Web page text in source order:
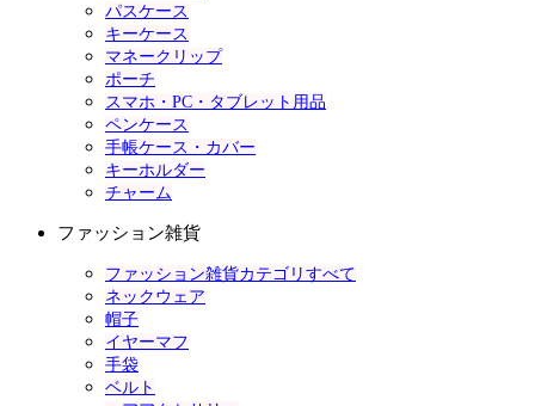
パスケース
キーケース
マネークリップ
ポーチ
スマホ・PC・タブレット用品
ペンケース
手帳ケース・カバー
キーホルダー
チャーム
ファッション雑貨
ファッション雑貨カテゴリすべて
ネックウェア
帽子
イヤーマフ
手袋
ベルト